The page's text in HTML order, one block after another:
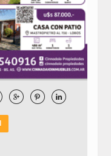
  